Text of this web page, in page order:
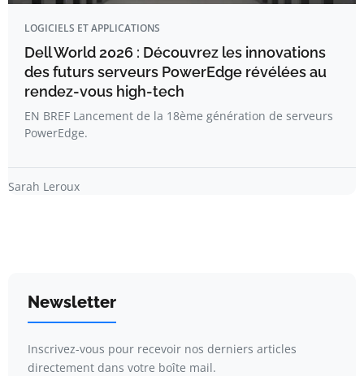
LOGICIELS ET APPLICATIONS
Dell World 2026 : Découvrez les innovations
des futurs serveurs PowerEdge révélées au
rendez-vous high-tech
EN BREF Lancement de la 18ème génération de serveurs
PowerEdge.
Sarah Leroux
Newsletter
Inscrivez-vous pour recevoir nos derniers articles
directement dans votre boîte mail.